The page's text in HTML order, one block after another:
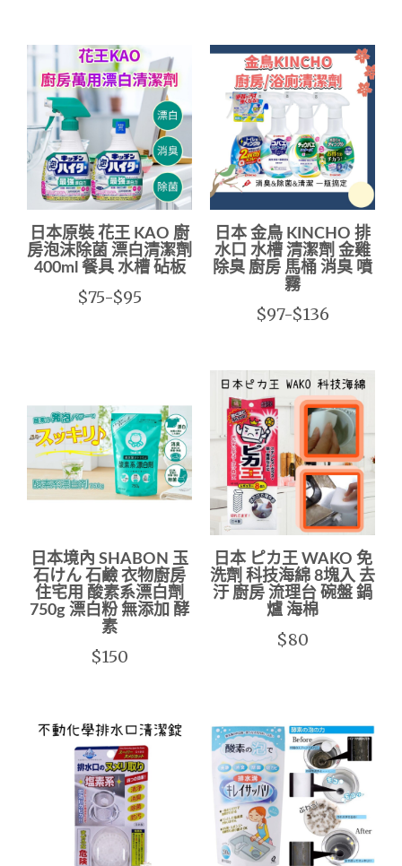
日本原裝 花王 KAO 廚
房泡沫除菌 漂白清潔劑
400ml 餐具 水槽 砧板
$75-$95
日本 金鳥 KINCHO 排
水口 水槽 清潔劑 金雞
除臭 廚房 馬桶 消臭 噴
霧
$97-$136
日本境內 SHABON 玉
石けん 石鹼 衣物廚房
住宅用 酸素系漂白劑
750g 漂白粉 無添加 酵
素
$150
日本 ピカ王 WAKO 免
洗劑 科技海綿 8塊入 去
汙 廚房 流理台 碗盤 鍋
爐 海棉
$80